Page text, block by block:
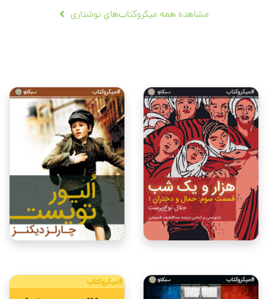
مشاهده همه میکروکتاب‌های نوشتاری